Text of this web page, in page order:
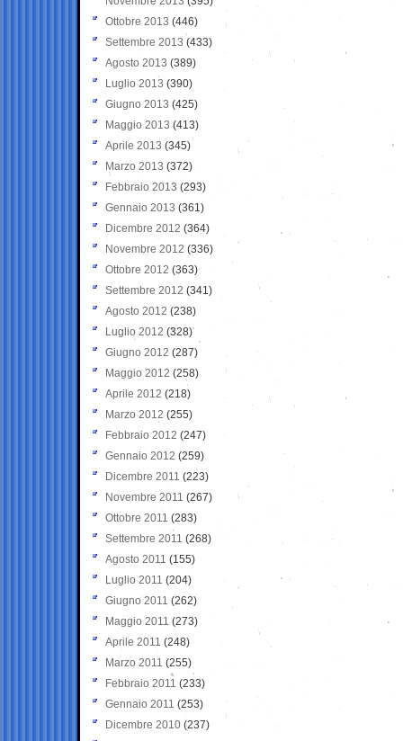
Ottobre 2013 (446)
Settembre 2013 (433)
Agosto 2013 (389)
Luglio 2013 (390)
Giugno 2013 (425)
Maggio 2013 (413)
Aprile 2013 (345)
Marzo 2013 (372)
Febbraio 2013 (293)
Gennaio 2013 (361)
Dicembre 2012 (364)
Novembre 2012 (336)
Ottobre 2012 (363)
Settembre 2012 (341)
Agosto 2012 (238)
Luglio 2012 (328)
Giugno 2012 (287)
Maggio 2012 (258)
Aprile 2012 (218)
Marzo 2012 (255)
Febbraio 2012 (247)
Gennaio 2012 (259)
Dicembre 2011 (223)
Novembre 2011 (267)
Ottobre 2011 (283)
Settembre 2011 (268)
Agosto 2011 (155)
Luglio 2011 (204)
Giugno 2011 (262)
Maggio 2011 (273)
Aprile 2011 (248)
Marzo 2011 (255)
Febbraio 2011 (233)
Gennaio 2011 (253)
Dicembre 2010 (237)